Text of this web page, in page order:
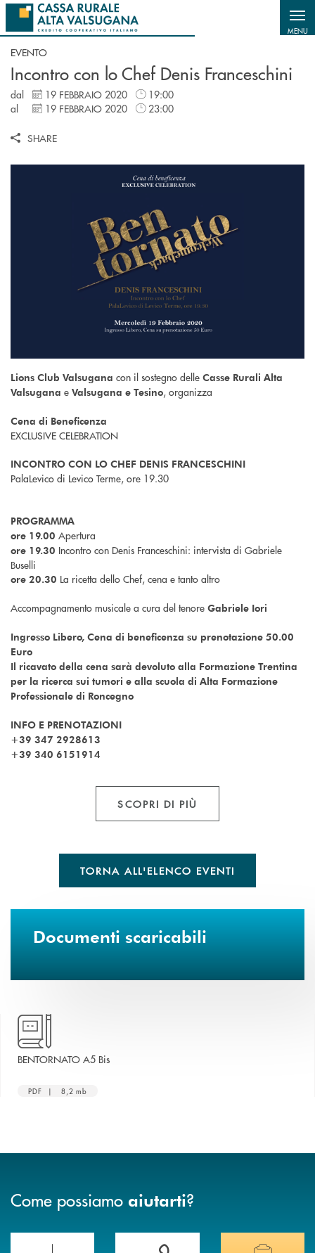
Salta al contenuto principale
MENU
EVENTO
Incontro con lo Chef Denis Franceschini
dal 19 FEBBRAIO 2020
19:00
al
19 FEBBRAIO 2020 23:00
SHARE
Lions Club Valsugana con il sostegno delle Casse Rurali Alta
Valsugana e Valsugana e Tesino, organizza
Cena di Beneficenza
EXCLUSIVE CELEBRATION
INCONTRO CON LO CHEF DENIS FRANCESCHINI
PalaLevico di Levico Terme, ore 19.30
PROGRAMMA
ore 19.00 Apertura
ore 19.30 Incontro con Denis Franceschini: intervista di Gabriele
Buselli
ore 20.30 La ricetta dello Chef, cena e tanto altro
Accompagnamento musicale a cura del tenore Gabriele Iori
Ingresso Libero, Cena di beneficenza su prenotazione 50.00
Euro
Il ricavato della cena sarà devoluto alla Formazione Trentina
per la ricerca sui tumori e alla scuola di Alta Formazione
Professionale di Roncegno
INFO E PRENOTAZIONI
+39 347 2928613
+39 340 6151914
SCOPRI DI PIÙ
TORNA ALL'ELENCO EVENTI
Documenti scaricabili
BENTORNATO A5 Bisapre una nuova finestra
PDF | 8,2 mb
Come possiamo aiutarti?
Scopri le funzionalità della nuova PRENOTA BANCA
Hai bisogno di assistenza immediata?
Hai bisogno di